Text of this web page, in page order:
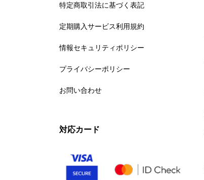
特定商取引法に基づく表記
定期購入サービス利用規約
情報セキュリティポリシー
プライバシーポリシー
お問い合わせ
対応カード